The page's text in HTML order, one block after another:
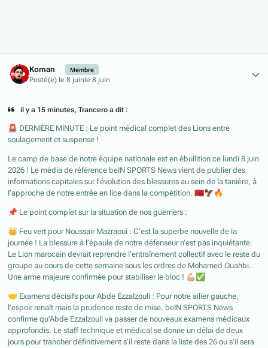
Koman Membre
Posté(e) le 8 juin le 8 juin
il y a 15 minutes, Trancero a dit :
🚨 DERNIÈRE MINUTE : Le point médical complet des Lions entre
soulagement et suspense !
Le camp de base de notre équipe nationale est en ébullition ce lundi 8 juin
2026 ! Le média de référence beIN SPORTS News vient de publier des
informations capitales sur l’évolution des blessures au sein de la tanière, à
l’approche de notre entrée en lice dans la compétition. 🇲🇦🦅 🔥
📌 Le point complet sur la situation de nos guerriers :
👑 Feu vert pour Noussair Mazraoui : C’est la superbe nouvelle de la
journée ! La blessure à l’épaule de notre défenseur n’est pas inquiétante.
Le Lion marocain devrait reprendre l’entraînement collectif avec le reste du
groupe au cours de cette semaine sous les ordres de Mohamed Ouahbi.
Une arme majeure confirmée pour stabiliser le bloc ! 💪🏼 ✅
🤝 Examens décisifs pour Abde Ezzalzouli : Pour notre ailier gauche,
l’espoir renaît mais la prudence reste de mise. beIN SPORTS News
confirme qu’Abde Ezzalzouli va passer de nouveaux examens médicaux
approfondis. Le staff technique et médical se donne un délai de deux
jours pour trancher définitivement s’il reste dans la liste des 26 ou s’il sera